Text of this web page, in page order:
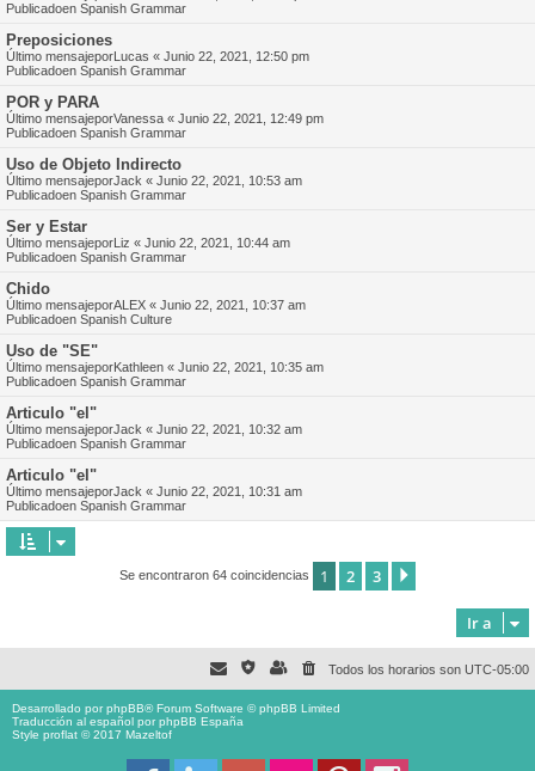
Publicadoen Spanish Grammar
Preposiciones
Último mensajeporLucas « Junio 22, 2021, 12:50 pm
Publicadoen Spanish Grammar
POR y PARA
Último mensajeporVanessa « Junio 22, 2021, 12:49 pm
Publicadoen Spanish Grammar
Uso de Objeto Indirecto
Último mensajeporJack « Junio 22, 2021, 10:53 am
Publicadoen Spanish Grammar
Ser y Estar
Último mensajeporLiz « Junio 22, 2021, 10:44 am
Publicadoen Spanish Grammar
Chido
Último mensajeporALEX « Junio 22, 2021, 10:37 am
Publicadoen Spanish Culture
Uso de "SE"
Último mensajeporKathleen « Junio 22, 2021, 10:35 am
Publicadoen Spanish Grammar
Articulo "el"
Último mensajeporJack « Junio 22, 2021, 10:32 am
Publicadoen Spanish Grammar
Articulo "el"
Último mensajeporJack « Junio 22, 2021, 10:31 am
Publicadoen Spanish Grammar
Se encontraron 64 coincidencias 1 2 3
Ir a
Todos los horarios son UTC-05:00
Desarrollado porphpBB® Forum Software © phpBB Limited
Traducción al español porphpBB España
Style proflat © 2017 Mazeltof